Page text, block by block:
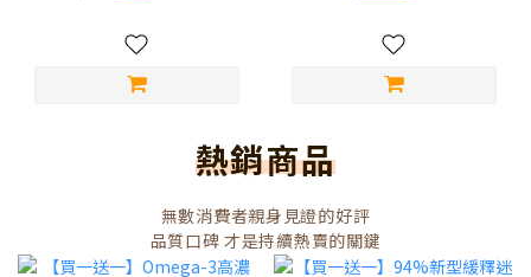
熱銷商品
無數消費者親身見證的好評
品質口碑 才是持續熱賣的關鍵